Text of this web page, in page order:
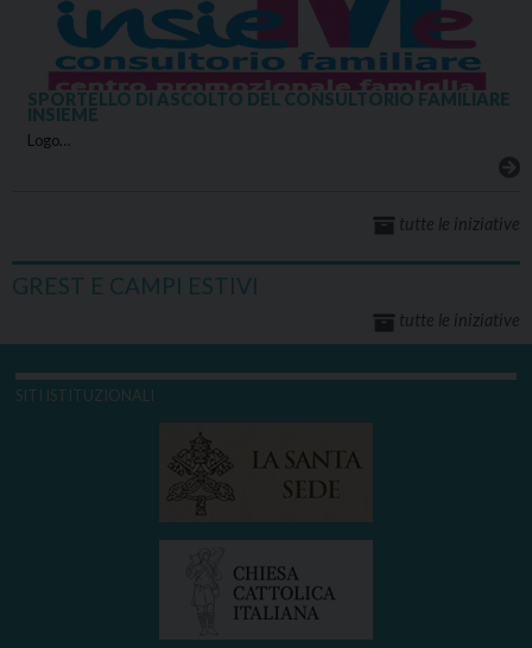
SPORTELLO DI ASCOLTO DEL CONSULTORIO FAMILIARE
INSIEME
Logo…
tutte le iniziative
GREST E CAMPI ESTIVI
tutte le iniziative
SITI ISTITUZIONALI